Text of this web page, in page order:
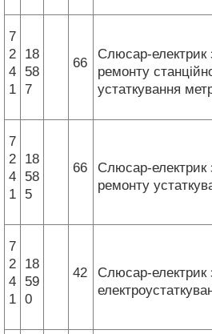
7
2
4
1
18
58
7
66
Слюсар-електрик
ремонту
устаткування
7
2
4
1
18
58
5
66
Слюсар-електрик
ремонту
7
2
4
1
18
59
0
42
Слюсар-електрик